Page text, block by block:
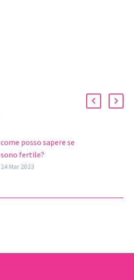
come posso sapere se
sono fertile?
Sapevi che la Spagna è
24 Mar 2023